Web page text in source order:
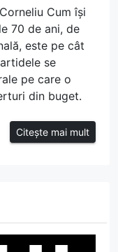
Cum își
70 de ani, de
este pe cât
se
pe care o
din buget.
Citește mai mult